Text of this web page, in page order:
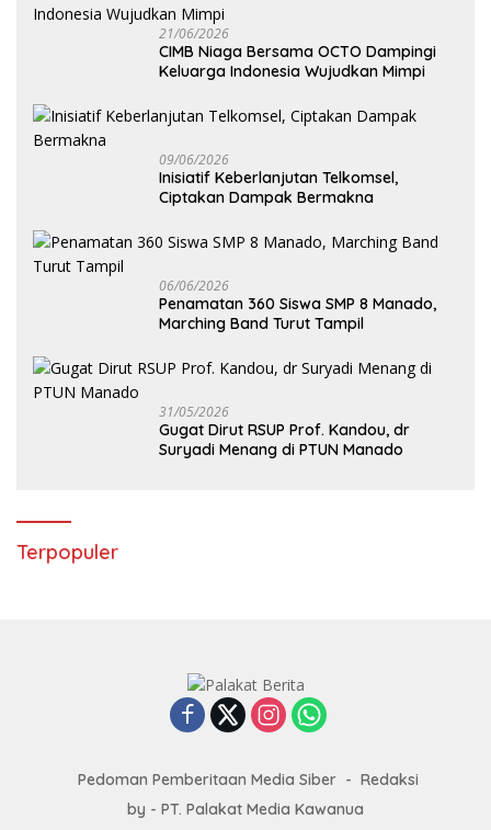
21/06/2026
CIMB Niaga Bersama OCTO Dampingi
Keluarga Indonesia Wujudkan Mimpi
09/06/2026
Inisiatif Keberlanjutan Telkomsel,
Ciptakan Dampak Bermakna
06/06/2026
Penamatan 360 Siswa SMP 8 Manado,
Marching Band Turut Tampil
31/05/2026
Gugat Dirut RSUP Prof. Kandou, dr
Suryadi Menang di PTUN Manado
Terpopuler
Pedoman Pemberitaan Media Siber
Redaksi
by - PT. Palakat Media Kawanua